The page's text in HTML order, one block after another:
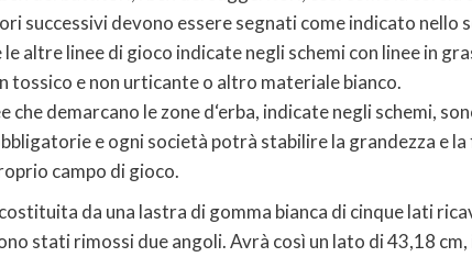
successivi devono essere segnati come indicato nello
altre linee di gioco indicate negli schemi con linee in
tossico e non urticante o altro materiale bianco.
che demarcano le zone d‘erba, indicate negli schemi,
e ogni società potrà stabilire la grandezza e la
campo di gioco.
da una lastra di gomma bianca di cinque lati
stati rimossi due angoli. Avrà così un lato di 43,18